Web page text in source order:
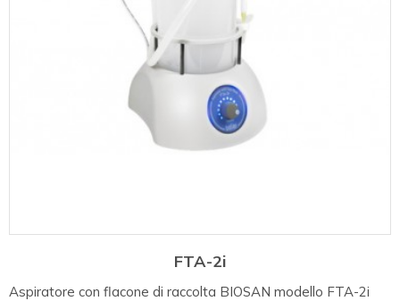
FTA-2i
Aspiratore con flacone di raccolta BIOSAN modello FTA-2i